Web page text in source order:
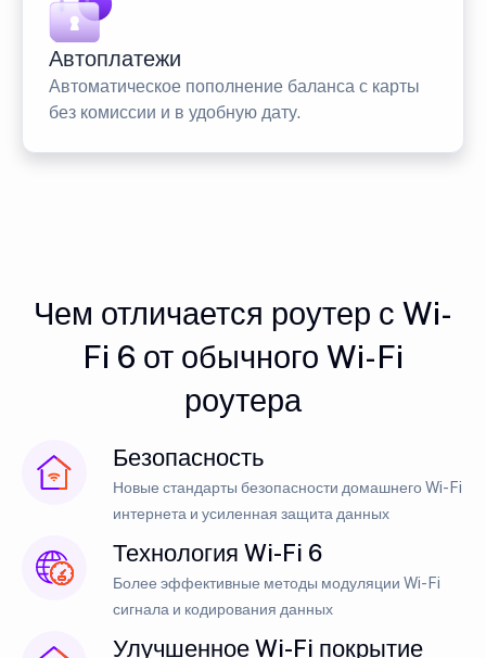
Автоплатежи
Автоматическое пополнение баланса с карты
без комиссии и в удобную дату.
Чем отличается роутер с Wi-
Fi 6 от обычного Wi-Fi
роутера
Безопасность
Новые стандарты безопасности домашнего Wi-Fi
интернета и усиленная защита данных
Технология Wi-Fi 6
Более эффективные методы модуляции Wi-Fi
сигнала и кодирования данных
Улучшенное Wi-Fi покрытие